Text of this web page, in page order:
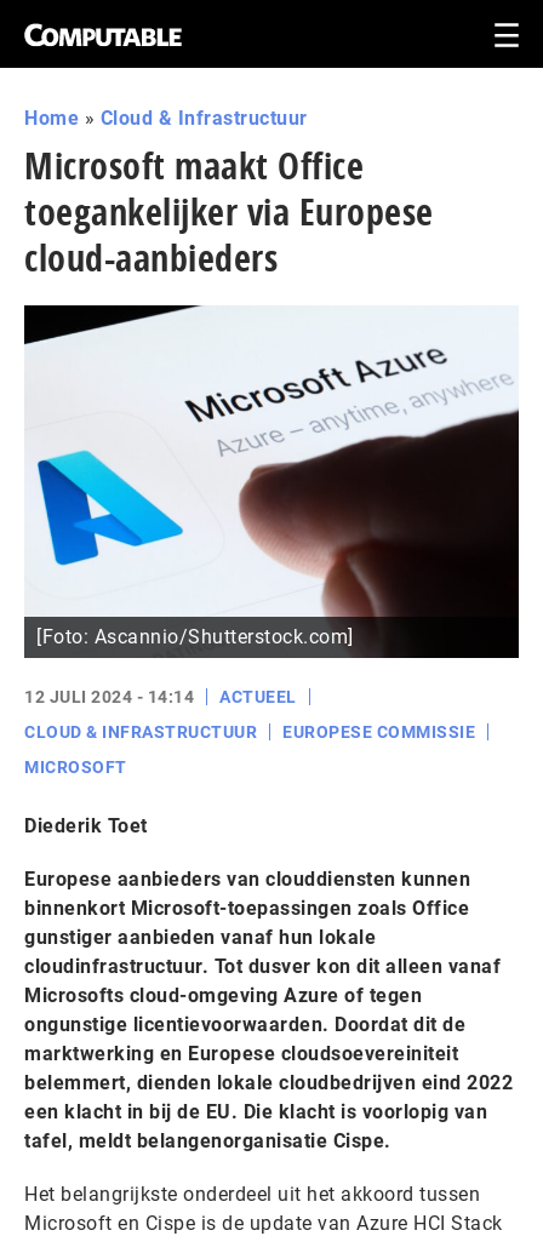
Home » Cloud & Infrastructuur
Microsoft maakt Office
toegankelijker via Europese
cloud-aanbieders
[Foto: Ascannio/Shutterstock.com]
12 JULI 2024 - 14:14
ACTUEEL
CLOUD & INFRASTRUCTUUR
EUROPESE COMMISSIE
MICROSOFT
Diederik Toet
Europese aanbieders van clouddiensten kunnen
binnenkort Microsoft-toepassingen zoals Office
gunstiger aanbieden vanaf hun lokale
cloudinfrastructuur. Tot dusver kon dit alleen vanaf
Microsofts cloud-omgeving Azure of tegen
ongunstige licentievoorwaarden. Doordat dit de
marktwerking en Europese cloudsoevereiniteit
belemmert, dienden lokale cloudbedrijven eind 2022
een klacht in bij de EU. Die klacht is voorlopig van
tafel, meldt belangenorganisatie Cispe.
Het belangrijkste onderdeel uit het akkoord tussen
Microsoft en Cispe is de update van Azure HCI Stack